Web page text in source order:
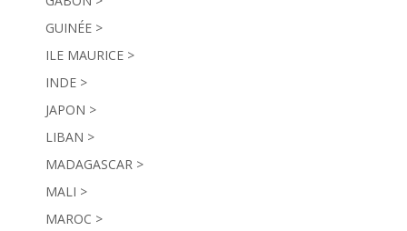
GUINÉE >
ILE MAURICE >
INDE >
JAPON >
LIBAN >
MADAGASCAR >
MALI >
MAROC >